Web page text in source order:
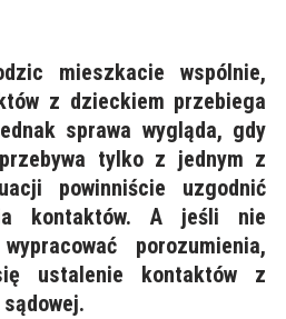
mieszkacie wspólnie,
z dzieckiem przebiega
sprawa wygląda, gdy
tylko z jednym z
powinniście uzgodnić
kontaktów. A jeśli nie
porozumienia,
ustalenie kontaktów z